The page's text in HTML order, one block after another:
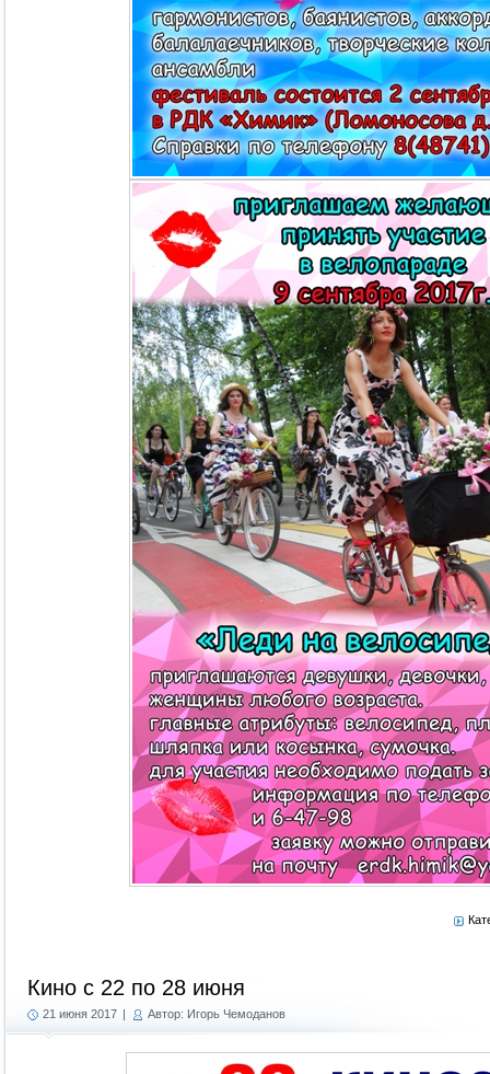
Кино с 22 по 28 июня
21 июня 2017 | Автор: Игорь Чемоданов